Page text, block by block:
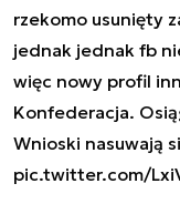
rzekomo usunięty
jednak jednak fb
więc nowy profil
Konfederacja.
Wnioski nasuwają
pic.twitter.com/